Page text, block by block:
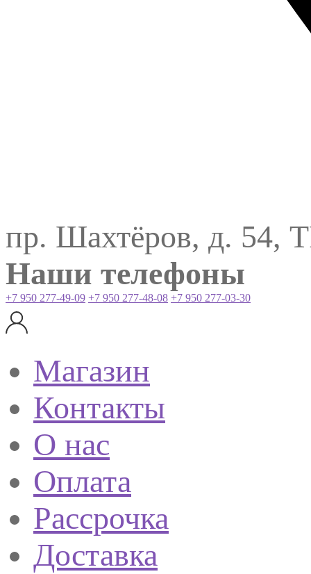
пр. Шахтёров, д. 54,
Наши телефоны
+7 950 277-49-09 +7 950 277-48-08 +7 950 277-03-30
Магазин
Контакты
О нас
Оплата
Рассрочка
Доставка